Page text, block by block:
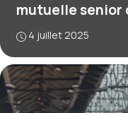
mutuelle senior
4 juillet 2025